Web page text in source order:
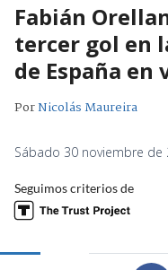
Fabián
tercer gol en
de España
PorNicolás Maureira
Sábado 30 noviembre de
Seguimos criterios de